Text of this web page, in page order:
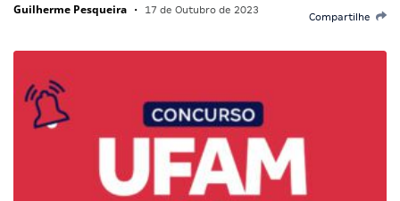
Guilherme Pesqueira • 17 de Outubro de 2023
Compartilhe